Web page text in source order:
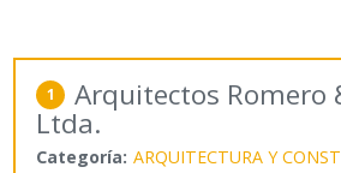
1 Arquitectos Romero
Ltda.
Categoría: ARQUITECTURA Y